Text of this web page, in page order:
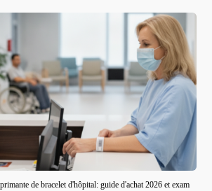
de bracelet d'hôpital: guide d'achat 2026 et exam